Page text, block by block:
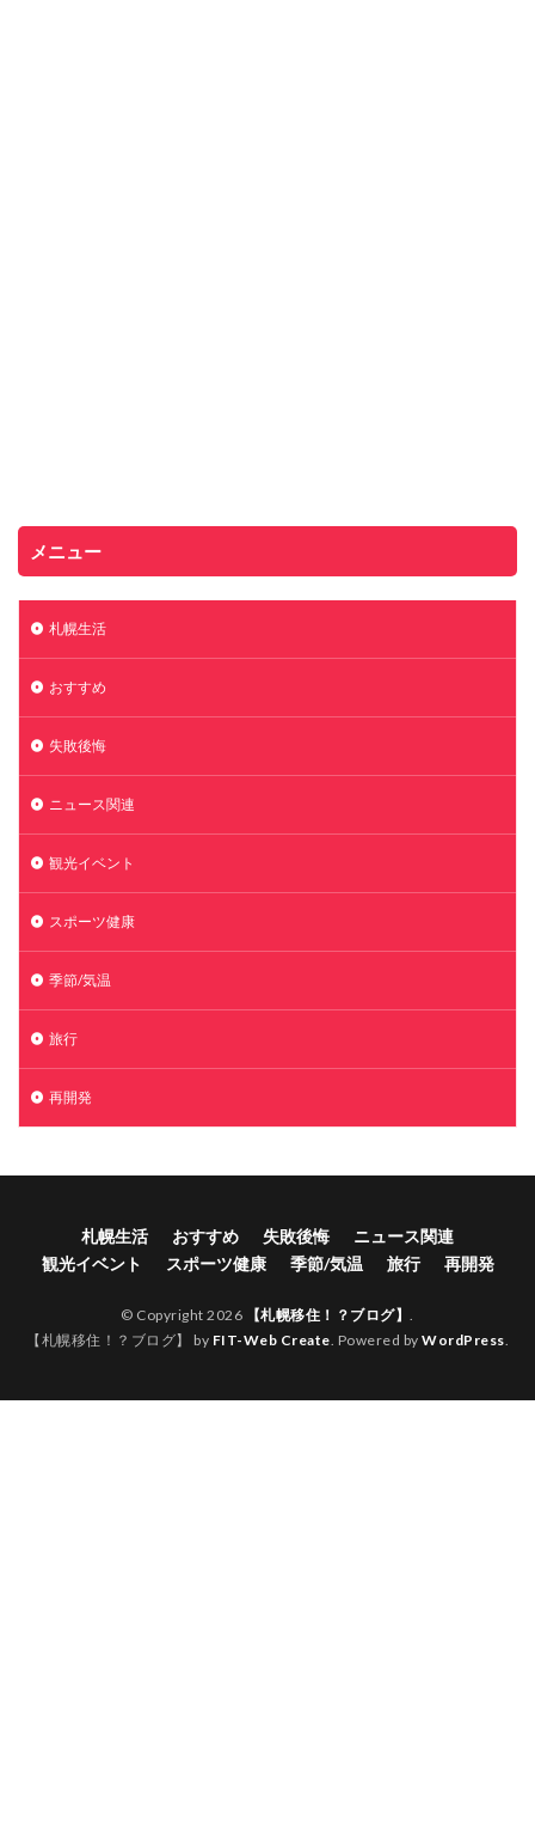
メニュー
札幌生活
おすすめ
失敗後悔
ニュース関連
観光イベント
スポーツ健康
季節/気温
旅行
再開発
札幌生活 おすすめ 失敗後悔
ニュース関連
観光イベント
スポーツ健康 季節/気温 旅行 再開発
© Copyright 2026 【札幌移住！？ブログ】.
【札幌移住！？ブログ】 by FIT-Web Create. Powered by WordPress.